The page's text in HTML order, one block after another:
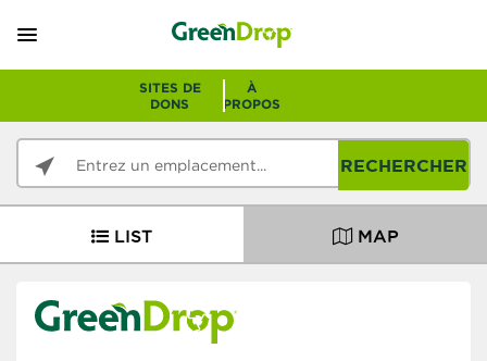
SITES DE
DONS
À
PROPOS
RECHERCHER
LIST MAP